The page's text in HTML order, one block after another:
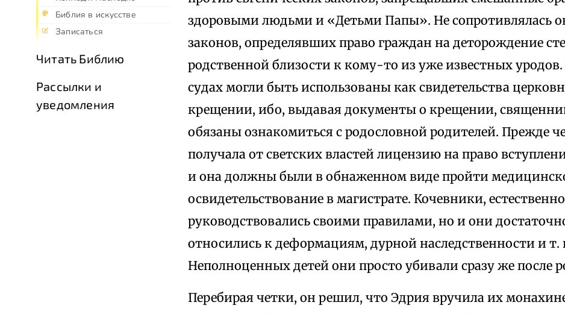
Библия в искусстве
Записаться
Читать Библию
Рассылки и
уведомления
здоровыми людьми и «Детьми Папы». Не сопротивлялась
законов, определявших право граждан на деторождение
родственной близости к кому-то из уже известных уродов.
судах могли быть использованы как свидетельства
крещении, ибо, выдавая документы о крещении,
обязаны ознакомиться с родословной родителей. Прежде
получала от светских властей лицензию на право
и она должны были в обнаженном виде пройти
освидетельствование в магистрате. Кочевники,
руководствовались своими правилами, но и они
относились к деформациям, дурной наследственности и т.
Неполноценных детей они просто убивали сразу же после
Перебирая четки, он решил, что Эдрия вручила их